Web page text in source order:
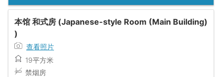
本馆 和式房 (Japanese-style Room (Main Building)
)
查看照片
19平方米
禁烟房